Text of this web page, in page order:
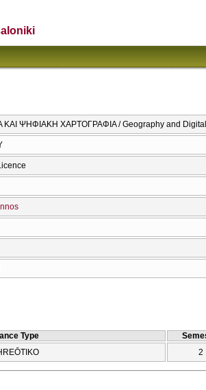
ΚΑΙ ΨΗΦΙΑΚΗ ΧΑΡΤΟΓΡΑΦΙΑ / Geography and
Type
2